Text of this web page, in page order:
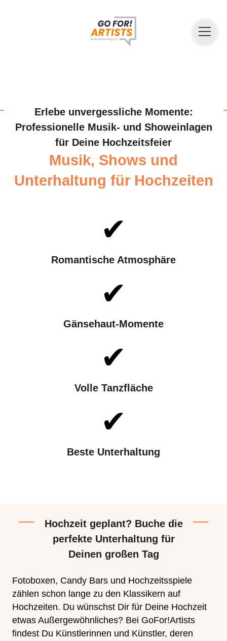
Erlebe unvergessliche Momente:
Professionelle Musik- und Showeinlagen
für Deine Hochzeitsfeier
Musik, Shows und
Unterhaltung für Hochzeiten
✔
Romantische Atmosphäre
✔
Gänsehaut-Momente
✔
Volle Tanzfläche
✔
Beste Unterhaltung
Hochzeit geplant? Buche die
perfekte Unterhaltung für
Deinen großen Tag
Fotoboxen, Candy Bars und Hochzeitsspiele
zählen schon lange zu den Klassikern auf
Hochzeiten. Du wünschst Dir für Deine Hochzeit
etwas Außergewöhnliches? Bei GoFor!Artists
findest Du Künstlerinnen und Künstler, deren